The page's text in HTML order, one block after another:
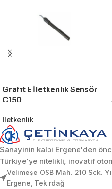
Grafit E İletkenlik Sensör
C150
İletkenlik
Sanayinin kalbi Ergene'den
Türkiye'ye nitelikli, inovatif
Velimeşe OSB Mah. 210 Sok.
Ergene, Tekirdağ